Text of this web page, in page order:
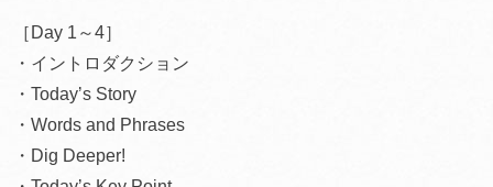
［Day 1～4］
・イントロダクション
・Todayʼs Story
・Words and Phrases
・Dig Deeper!